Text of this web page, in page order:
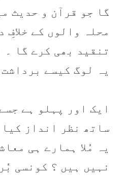
گا جو قرآن و حديث
محلہ والوں کے خلافِ
تنقيد بھی کرے گا ۔
يہ لوگ کيسے
ايک اور پہلو ہے
ساتھ نظر انداز
يہ مُلا ہمارے ہی
نہيں ہيں ؟ کونسی